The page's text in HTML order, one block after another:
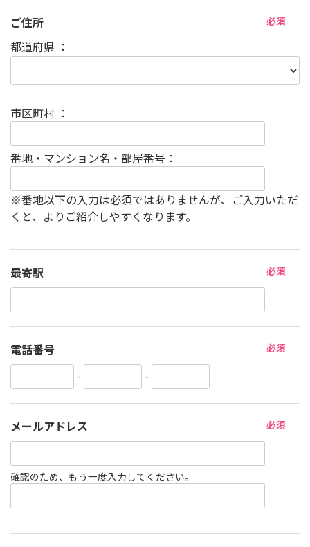
ご住所 必須
都道府県 ：
市区町村 ：
番地・マンション名・部屋番号：
※番地以下の入力は必須ではありませんが、ご入力いただ
くと、よりご紹介しやすくなります。
最寄駅 必須
電話番号 必須
- -
メールアドレス 必須
確認のため、もう一度入力してください。